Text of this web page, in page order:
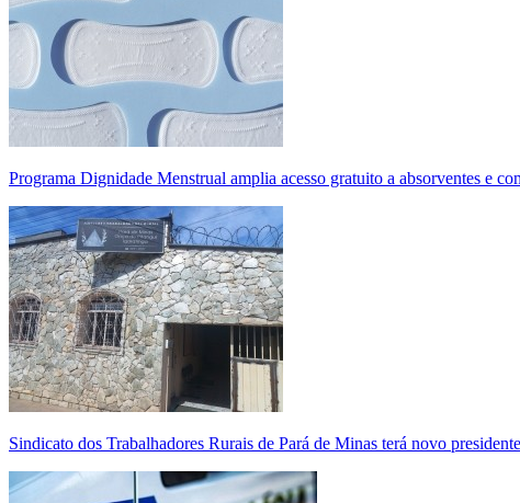
Programa Dignidade Menstrual amplia acesso gratuito a absorventes e
Sindicato dos Trabalhadores Rurais de Pará de Minas terá novo